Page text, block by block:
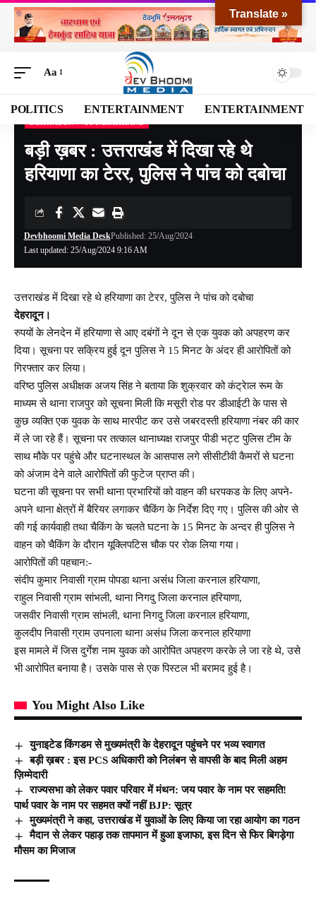
Aa
POLITICS ENTERTAINMENT ENTERTAINMENT
Devbhoomi Media Blog>NATIONAL>UTTARAKHAND> DEHRADUN
बड़ी ख़बर : उत्तराखंड में दिखा रहे थे
हरियाणा का टेरर, पुलिस ने पांच को दबोचा
Last updated: 25/Aug/2024 9:16 AM
Devbhoomi Media DeskPublished: 25/Aug/2024
उत्तराखंड में दिखा रहे थे हरियाणा का टेरर, पुलिस ने पांच को दबोचा
देहरादून।
रुपयों के लेनदेन में हरियाणा से आए दबंगों ने दून से एक युवक को अपहरण कर
दिया। सूचना पर सक्रिय हुई दून पुलिस ने 15 मिनट के अंदर ही आरोपितों को
गिरफ्तार कर लिया।
वरिष्ठ पुलिस अधीक्षक अजय सिंह ने बताया कि शुक्रवार को कंट्रेाल रूम के
माध्यम से थाना राजपुर को सूचना मिली कि मसूरी रोड पर डीआईटी के पास से
कुछ व्यक्ति एक युवक के साथ मारपीट कर उसे जबरदस्ती हरियाणा नंबर की कार
में ले जा रहे हैं। सूचना पर तत्काल थानाध्यक्ष राजपुर पीडी भट्ट पुलिस टीम के
साथ मौके पर पहुंचे और घटनास्थल के आसपास लगे सीसीटीवी कैमरों से घटना
को अंजाम देने वाले आरोपितों की फुटेज प्राप्त की।
घटना की सूचना पर सभी थाना प्रभारियों को वाहन की धरपकड के लिए अपने-
अपने थाना क्षेत्रों में बैरियर लगाकर चैकिंग के निर्देश दिए गए। पुलिस की ओर से
की गई कार्यवाही तथा चैकिंग के चलते घटना के 15 मिनट के अन्दर ही पुलिस ने
वाहन को चैकिंग के दौरान यूक्लिपटिस चौक पर रोक लिया गया।
आरोपितों की पहचान:-
संदीप कुमार निवासी ग्राम पोपडा थाना असंंध जिला करनाल हरियाणा,
राहुल निवासी ग्राम सांभली, थाना निगदु जिला करनाल हरियाणा,
जसवीर निवासी ग्राम सांभली, थाना निगदु जिला करनाल हरियाणा,
कुलदीप निवासी ग्राम उपनाला थाना असंध जिला करनाल हरियाणा
इस मामले में जिस दुर्गेश नाम युवक को आरोपित अपहरण करके ले जा रहे थे, उसे
भी आरोपित बनाया है। उसके पास से एक पिस्टल भी बरामद हुई है।
You Might Also Like
युनाइटेड किंगडम से मुख्यमंत्री के देहरादून पहुंचने पर भव्य स्वागत
बड़ी ख़बर : इस PCS अधिकारी को निलंबन से वापसी के बाद मिली अहम
ज़िम्मेदारी
राज्यसभा को लेकर पवार परिवार में मंथन: जय पवार के नाम पर सहमति!
पार्थ पवार के नाम पर सहमत क्यों नहीं BJP: सूत्र
मुख्यमंत्री ने कहा, उत्तराखंड में युवाओं के लिए किया जा रहा आयोग का गठन
मैदान से लेकर पहाड़ तक तापमान में हुआ इजाफा, इस दिन से फिर बिगड़ेगा
मौसम का मिजाज
Translate »